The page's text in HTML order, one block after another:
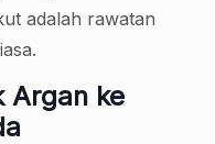
adalah rawatan
Argan ke